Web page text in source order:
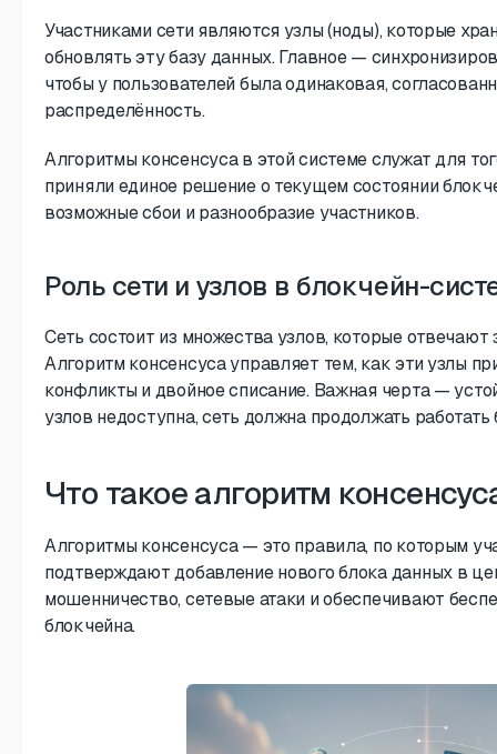
Участниками сети являются узлы (ноды), которые
обновлять эту базу данных. Главное —
чтобы у пользователей была одинаковая,
распределённость.
Алгоритмы консенсуса в этой системе служат для
приняли единое решение о текущем состоянии
возможные сбои и разнообразие участников.
Роль сети и узлов в блокчейн-
Сеть состоит из множества узлов, которые
Алгоритм консенсуса управляет тем, как эти узлы
конфликты и двойное списание. Важная черта —
узлов недоступна, сеть должна продолжать работать
Что такое алгоритм
Алгоритмы консенсуса — это правила, по которым
подтверждают добавление нового блока данных в
мошенничество, сетевые атаки и обеспечивают
блокчейна.